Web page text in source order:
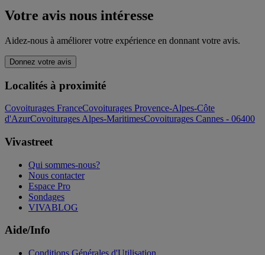
Votre avis nous intéresse
Aidez-nous à améliorer votre expérience en donnant votre avis.
Donnez votre avis
Localités à proximité
Covoiturages FranceCovoiturages Provence-Alpes-Côte
d'AzurCovoiturages Alpes-MaritimesCovoiturages Cannes - 06400
Vivastreet
Qui sommes-nous?
Nous contacter
Espace Pro
Sondages
VIVABLOG
Aide/Info